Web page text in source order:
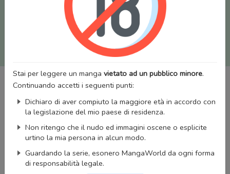
sul nostro nuovo sito (
mangaworldadult.net
); invece, per i
Manga classici, puoi utilizzare
MangaWorld
Potrai effettuare illogincon il tuo account di MangaWorld
tutti i dati sono condivisi tra i due siti,
perderai alcun dato, inclusi bookmarks e premium
Stai per leggere un manga vietato ad un pubblico minore.
Continuando accetti i seguenti punti:
Dichiaro di aver compiuto la maggiore età in accordo con
la legislazione del mio paese di residenza.
Non ritengo che il nudo ed immagini oscene o esplicite
urtino la mia persona in alcun modo.
Guardando la serie, esonero MangaWorld da ogni forma
di responsabilità legale.